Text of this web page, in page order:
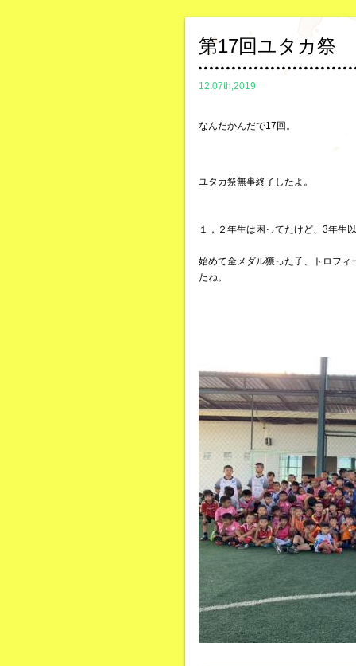
第17回ユタカ祭
12.07th,2019
なんだかんだで17回。
ユタカ祭無事終了したよ。
１，２年生は困ってたけど、3年生
始めて金メダル獲った子、トロフ
たね。